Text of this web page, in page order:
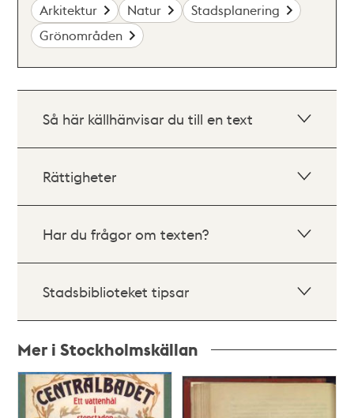
Arkitektur
Natur
Stadsplanering
Grönområden
Så här källhänvisar du till en text
Rättigheter
Har du frågor om texten?
Stadsbiblioteket tipsar
Mer i Stockholmskällan
Relaterade
poster